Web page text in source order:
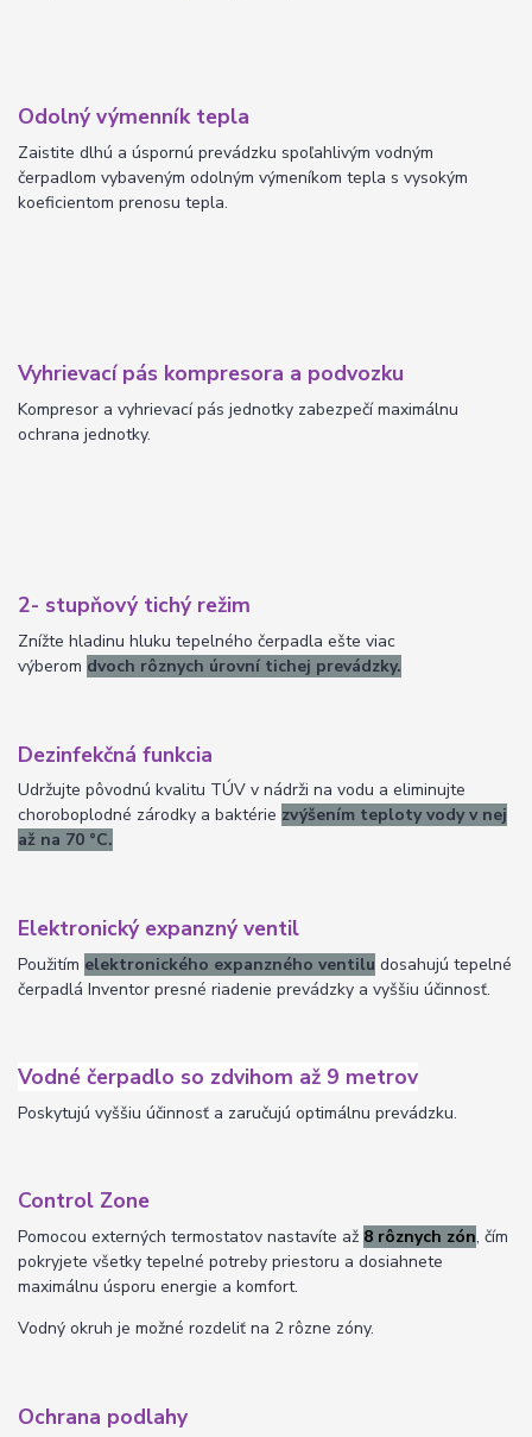
Odolný výmenník tepla
Zaistite dlhú a úspornú prevádzku spoľahlivým vodným
čerpadlom vybaveným odolným výmeníkom tepla s vysokým
koeficientom prenosu tepla.
Vyhrievací pás kompresora a podvozku
Kompresor a vyhrievací pás jednotky zabezpečí maximálnu
ochrana jednotky.
2- stupňový tichý režim
Znížte hladinu hluku tepelného čerpadla ešte viac
výberom dvoch rôznych úrovní tichej prevádzky.
Dezinfekčná funkcia
Udržujte pôvodnú kvalitu TÚV v nádrži na vodu a eliminujte
choroboplodné zárodky a baktérie zvýšením teploty vody v nej
až na 70 °C.
Elektronický expanzný ventil
Použitím elektronického expanzného ventilu dosahujú tepelné
čerpadlá Inventor presné riadenie prevádzky a vyššiu účinnosť.
Vodné čerpadlo so zdvihom až 9 metrov
Poskytujú vyššiu účinnosť a zaručujú optimálnu prevádzku.
Control Zone
Pomocou externých termostatov nastavíte až 8 rôznych zón, čím
pokryjete všetky tepelné potreby priestoru a dosiahnete
maximálnu úsporu energie a komfort.
Vodný okruh je možné rozdeliť na 2 rôzne zóny.
Ochrana podlahy